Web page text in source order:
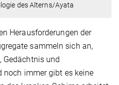
des Alterns/Ayata
Herausforderungen der
sammeln sich an,
Gedächtnis und
noch immer gibt es keine